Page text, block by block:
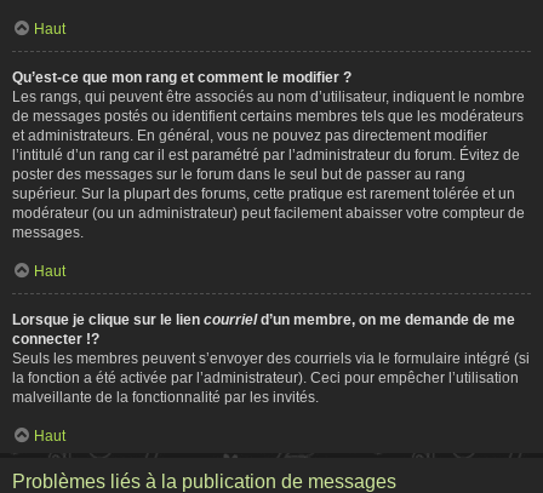
Haut
Qu’est-ce que mon rang et comment le modifier ?
Les rangs, qui peuvent être associés au nom d’utilisateur, indiquent le nombre
de messages postés ou identifient certains membres tels que les modérateurs
et administrateurs. En général, vous ne pouvez pas directement modifier
l’intitulé d’un rang car il est paramétré par l’administrateur du forum. Évitez de
poster des messages sur le forum dans le seul but de passer au rang
supérieur. Sur la plupart des forums, cette pratique est rarement tolérée et un
modérateur (ou un administrateur) peut facilement abaisser votre compteur de
messages.
Haut
Lorsque je clique sur le lien courrield’un membre, on me demande de me
connecter !?
Seuls les membres peuvent s’envoyer des courriels via le formulaire intégré (si
la fonction a été activée par l’administrateur). Ceci pour empêcher l’utilisation
malveillante de la fonctionnalité par les invités.
Haut
Problèmes liés à la publication de messages